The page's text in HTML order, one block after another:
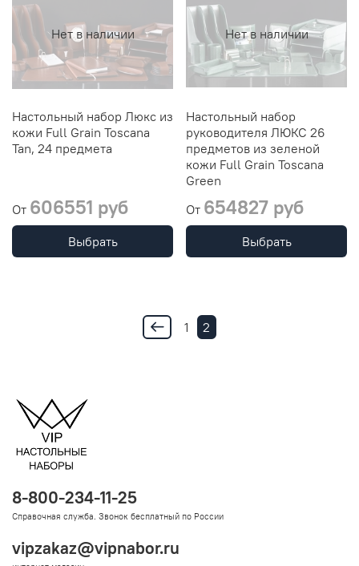
Нет в наличии
Настольный набор Люкс из
кожи Full Grain Toscana
Таn, 24 предмета
От 606551 руб
Выбрать
Нет в наличии
Настольный набор
руководителя ЛЮКС 26
предметов из зеленой
кожи Full Grain Toscana
Green
От 654827 руб
Выбрать
1 2
8-800-234-11-25
Справочная служба. Звонок бесплатный по России
vipzakaz@vipnabor.ru